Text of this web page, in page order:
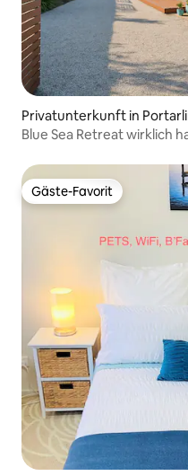
Privatunterkunft in
Blue Sea
Gäste-Favorit
Gäste-Favorit